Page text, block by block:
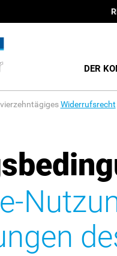
DER
Widerrufsrecht